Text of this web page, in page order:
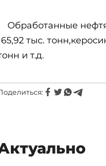
Обработанные
тыс.
и т.д.